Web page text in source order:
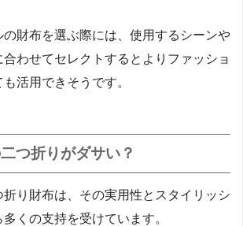
財布を選ぶ際には、使用するシーンや
わせてセレクトするとよりファッショ
活用できそうです。
つ折りがダサい？
り財布は、その実用性とスタイリッシ
くの支持を受けています。